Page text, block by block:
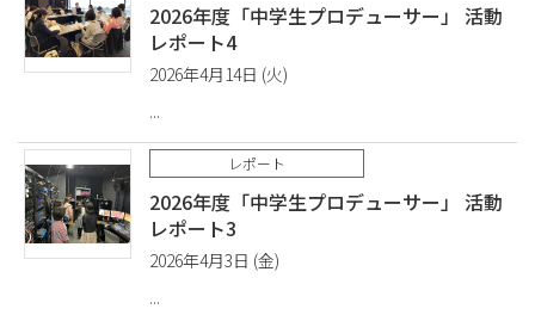
2026年度「中学生プロデューサー」 活動
レポート4
2026年4月14日 (火)
レポート
2026年度「中学生プロデューサー」 活動
レポート3
2026年4月3日 (金)